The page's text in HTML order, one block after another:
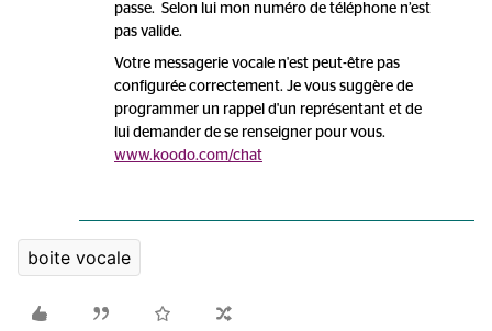
passe. Selon lui mon numéro de téléphone n’est
pas valide.
Votre messagerie vocale n'est peut-être pas
configurée correctement. Je vous suggère de
programmer un rappel d'un représentant et de
lui demander de se renseigner pour vous.
www.koodo.com/chat
boite vocale